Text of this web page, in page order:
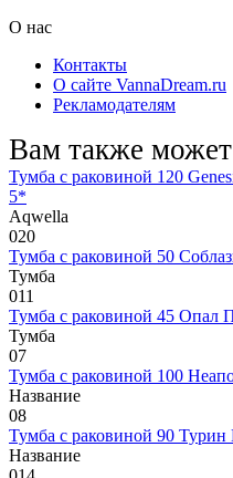
О нас
Контакты
О сайте VannaDream.ru
Рекламодателям
Вам также может
Тумба с раковиной 120
5*
Aqwella
020
Тумба с раковиной 50
Тумба
011
Тумба с раковиной 45 Опал
Тумба
07
Тумба с раковиной 100
Название
08
Тумба с раковиной 90
Название